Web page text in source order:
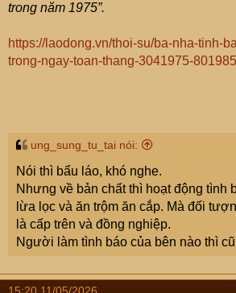
trong năm 1975”.
https://laodong.vn/thoi-su/ba-nha-tinh-
trong-ngay-toan-thang-3041975-
ung_sung_tu_tai nói:
Nói thì bẩu láo, khó nghe.
Nhưng về bản chất thì hoạt động tình
lừa lọc và ăn trộm ăn cắp. Mà đối
là cấp trên và đồng nghiệp.
Người làm tình báo của bên nào thì